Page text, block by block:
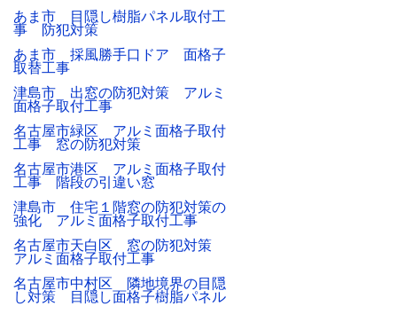
あま市 目隠し樹脂パネル取付工
事 防犯対策
あま市 採風勝手口ドア 面格子
取替工事
津島市 出窓の防犯対策 アルミ
面格子取付工事
名古屋市緑区 アルミ面格子取付
工事 窓の防犯対策
名古屋市港区 アルミ面格子取付
工事 階段の引違い窓
津島市 住宅１階窓の防犯対策の
強化 アルミ面格子取付工事
名古屋市天白区 窓の防犯対策
アルミ面格子取付工事
名古屋市中村区 隣地境界の目隠
し対策 目隠し面格子樹脂パネル